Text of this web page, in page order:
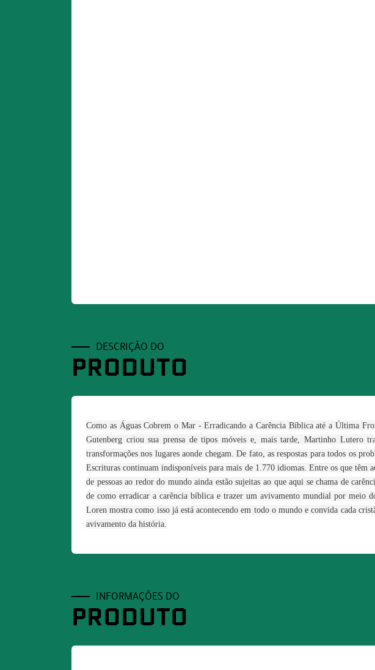
DESCRIÇÃO DO
PRODUTO
Como as Águas Cobrem o Mar - Erradicando a Carência Bíblica até a Última
Gutenberg criou sua prensa de tipos móveis e, mais tarde, Martinho Lutero
transformações nos lugares aonde chegam. De fato, as respostas para todos os
Escrituras continuam indisponíveis para mais de 1.770 idiomas. Entre os que têm
de pessoas ao redor do mundo ainda estão sujeitas ao que aqui se chama de
de como erradicar a carência bíblica e trazer um avivamento mundial por meio
Loren mostra como isso já está acontecendo em todo o mundo e convida cada
avivamento da história.
INFORMAÇÕES DO
PRODUTO